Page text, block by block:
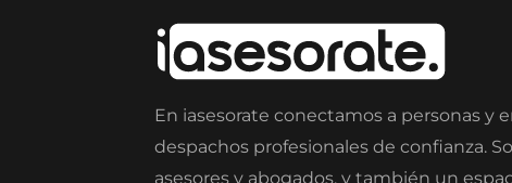
En iasesorate conectamos a personas y
despachos profesionales de confianza.
asesores y abogados, y también un